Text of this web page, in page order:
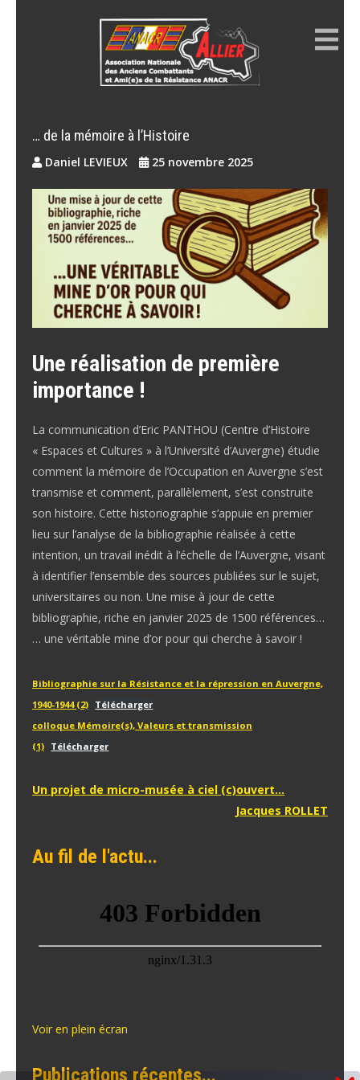
… de la mémoire à l’Histoire
Daniel LEVIEUX 25 novembre 2025
Une réalisation de première
importance !
La communication d’Eric PANTHOU (Centre d’Histoire
« Espaces et Cultures » à l’Université d’Auvergne) étudie
comment la mémoire de l’Occupation en Auvergne s’est
transmise et comment, parallèlement, s’est construite
son histoire. Cette historiographie s’appuie en premier
lieu sur l’analyse de la bibliographie réalisée à cette
intention, un travail inédit à l’échelle de l’Auvergne, visant
à identifier l’ensemble des sources publiées sur le sujet,
universitaires ou non. Une mise à jour de cette
bibliographie, riche en janvier 2025 de 1500 références…
… une véritable mine d’or pour qui cherche à savoir !
Bibliographie sur la Résistance et la répression en Auvergne,
1940-1944 (2) Télécharger
colloque Mémoire(s), Valeurs et transmission
(1) Télécharger
Navigation
l’article
Un projet de micro-musée à ciel (c)ouvert…
Jacques ROLLET
Au fil de l'actu...
Voir en plein écran
Publications récentes...